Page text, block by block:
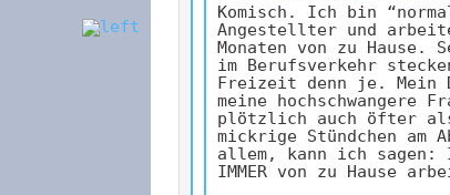
Komisch. Ich bin
Angestellter und
Monaten von zu
im Berufsverkehr
Freizeit denn je. Mein
meine hochschwangere
plötzlich auch öfter
mickrige Stündchen am
allem, kann ich
IMMER von zu Hause